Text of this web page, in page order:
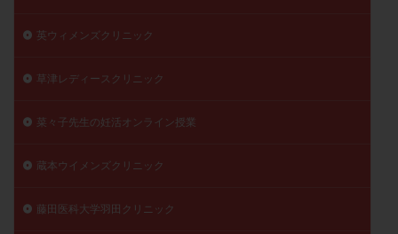
英ウィメンズクリニック
草津レディースクリニック
菜々子先生の妊活オンライン授業
蔵本ウイメンズクリニック
藤田医科大学羽田クリニック